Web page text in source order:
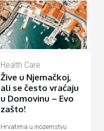
Health Care
Žive u Njemačkoj,
ali se često vraćaju
u Domovinu – Evo
zašto!
Hrvatima u inozemstvu